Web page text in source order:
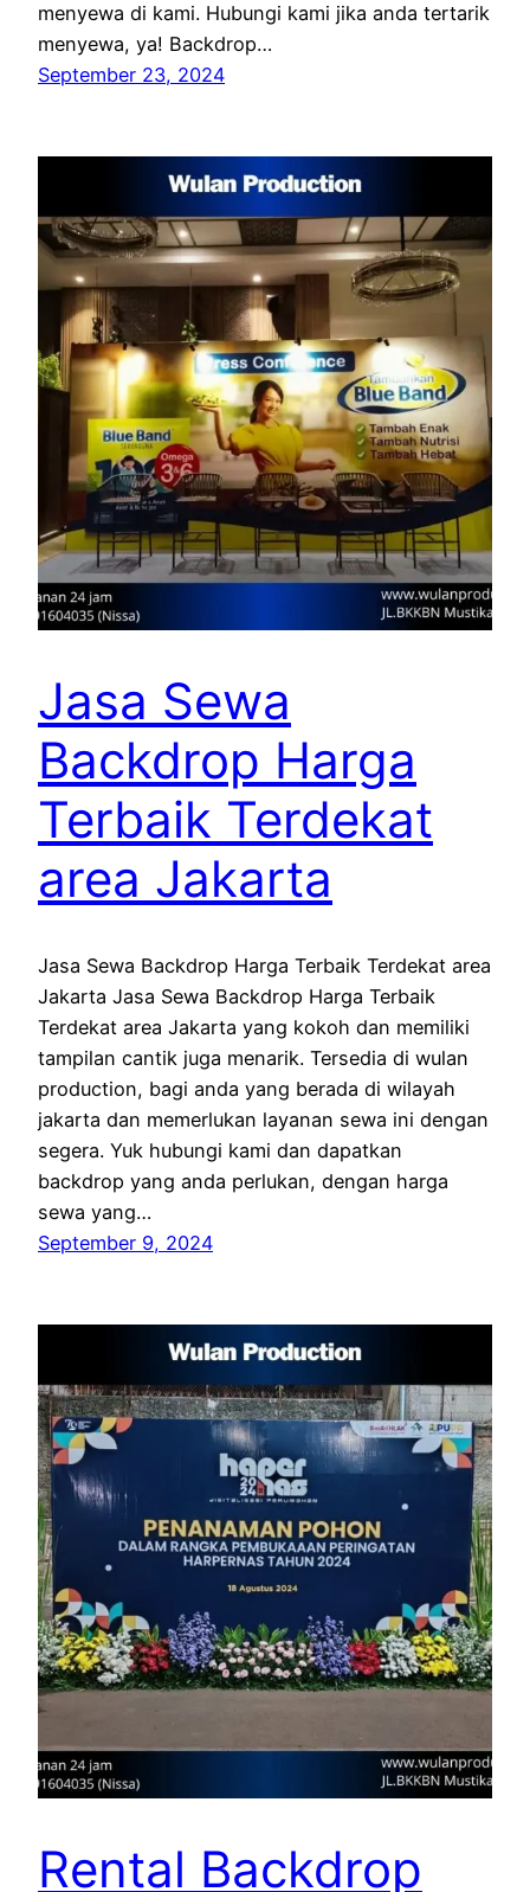
menyewa di kami. Hubungi kami jika anda tertarik
menyewa, ya! Backdrop…
September 23, 2024
Jasa Sewa
Backdrop Harga
Terbaik Terdekat
area Jakarta
Jasa Sewa Backdrop Harga Terbaik Terdekat area
Jakarta Jasa Sewa Backdrop Harga Terbaik
Terdekat area Jakarta yang kokoh dan memiliki
tampilan cantik juga menarik. Tersedia di wulan
production, bagi anda yang berada di wilayah
jakarta dan memerlukan layanan sewa ini dengan
segera. Yuk hubungi kami dan dapatkan
backdrop yang anda perlukan, dengan harga
sewa yang…
September 9, 2024
Rental Backdrop